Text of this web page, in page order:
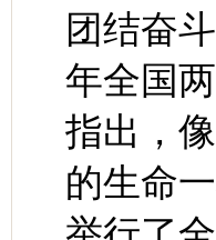
团结奋
年全国
指出，
的生命